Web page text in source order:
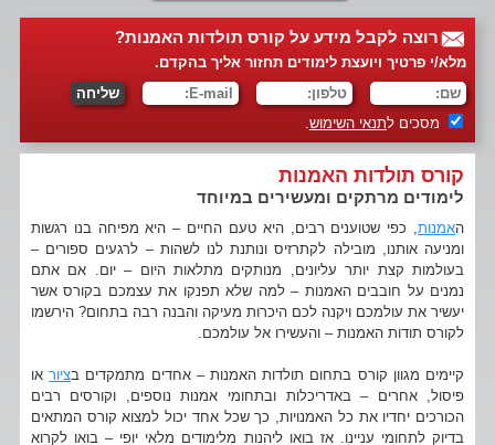
רוצה לקבל מידע על קורס תולדות האמנות?
מלא/י פרטיך ויועצת לימודים תחזור אליך בהקדם.
מסכים לתנאי השימוש.
קורס תולדות האמנות
לימודים מרתקים ומעשירים במיוחד
האמנות, כפי שטוענים רבים, היא טעם החיים – היא מפיחה בנו רגשות
ומניעה אותנו, מובילה לקתרזיס ונותנת לנו לשהות – לרגעים ספורים –
בעולמות קצת יותר עליונים, מנותקים מתלאות היום – יום. אם אתם
נמנים על חובבים האמנות – למה שלא תפנקו את עצמכם בקורס אשר
יעשיר את עולמכם ויקנה לכם היכרות מעיקה והבנה רבה בתחום? הירשמו
לקורס תודות האמנות – והעשירו אל עולמכם.
קיימים מגוון קורס בתחום תולדות האמנות – אחדים מתמקדים בציוראו
פיסול, אחרים – באדריכלות ובתחומי אמנות נוספים, וקורסים רבים
הכורכים יחדיו את כל האמנויות, כך שכל אחד יכול למצוא קורס המתאים
בדיוק לתחומי עניינו. אז בואו ליהנות מלימודים מלאי יופי – בואו לקרוא